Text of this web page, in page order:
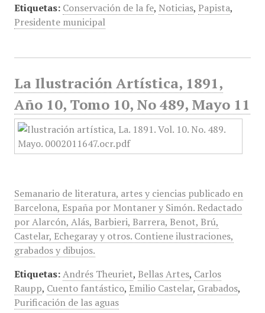
Etiquetas: Conservación de la fe, Noticias, Papista,
Presidente municipal
La Ilustración Artística, 1891,
Año 10, Tomo 10, No 489, Mayo 11
Semanario de literatura, artes y ciencias publicado en
Barcelona, España por Montaner y Simón. Redactado
por Alarcón, Alás, Barbieri, Barrera, Benot, Brú,
Castelar, Echegaray y otros. Contiene ilustraciones,
grabados y dibujos.
Etiquetas: Andrés Theuriet, Bellas Artes, Carlos
Raupp, Cuento fantástico, Emilio Castelar, Grabados,
Purificación de las aguas